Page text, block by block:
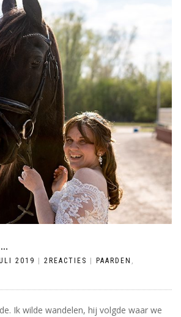
2019 2REACTIES PAARDEN ,
Ik wilde wandelen, hij volgde waar we